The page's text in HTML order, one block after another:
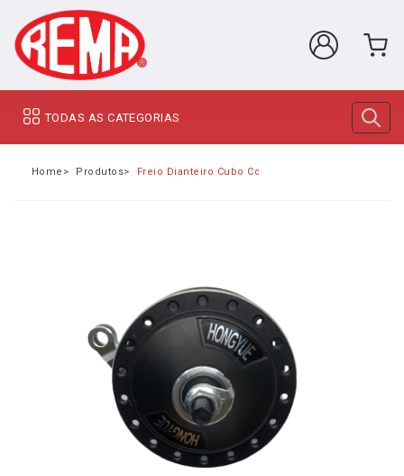
TODAS AS CATEGORIAS
Home Produtos Freio Dianteiro Cubo Com Sapata 80 MM E-Bike